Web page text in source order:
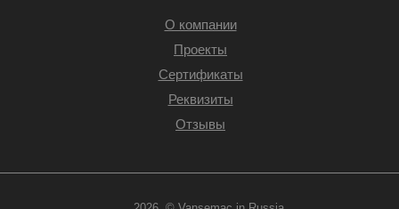
О компании
Проекты
Сертификаты
Реквизиты
Отзывы